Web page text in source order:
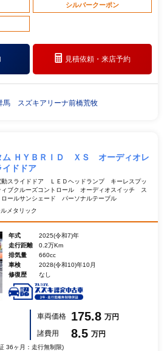
シルバークーポン
見積依頼・来店予約
馬 スズキアリーナ前橋荒牧
ム ＨＹＢＲＩＤ ＸＳ オーディオレ
ドドア
スライドドア ＬＥＤヘッドランプ キーレスプッ
ブクルーズコントロール オーディオスイッチ ス
ールサンシェード パーソナルテーブル
メタリック
年式
2025(令和7)年
走行距離
0.2万Km
排気量
660cc
車検
2028(令和10)年10月
修復歴
なし
車両価格 175.8 万円
諸費用
8.5 万円
36ヶ月：走行無制限)